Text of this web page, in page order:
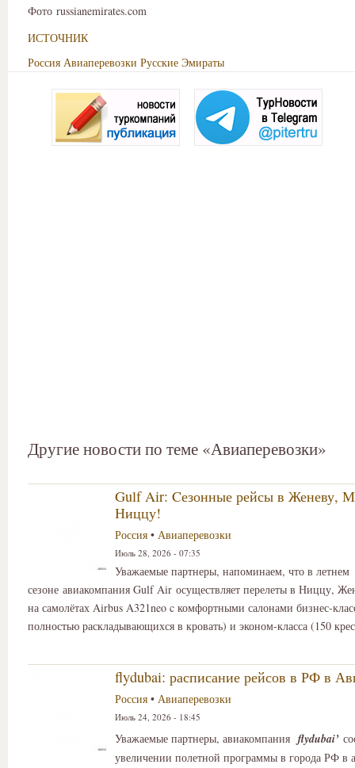
Фото russianemirates.com
ИСТОЧНИК
Россия Авиаперевозки Русские Эмираты
Другие новости по теме «Авиаперевозки»
Gulf Air: Cезонные рейсы в Женеву,
Ниццу!
Россия • Авиаперевозки
Июль 28, 2026 - 07:35
Уважаемые партнеры, напоминаем, что в летнем
сезоне авиакомпания Gulf Air осуществляет перелеты в Ниццу,
на самолётах Airbus A321neo c комфортными салонами бизнес-
полностью раскладывающихся в кровать) и эконом-класса (150
flydubai: расписание рейсов в РФ в
Россия • Авиаперевозки
Июль 24, 2026 - 18:45
Уважаемые партнеры, авиакомпания flydubai’
увеличении полетной программы в города РФ в